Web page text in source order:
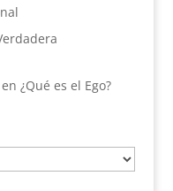
en ¿Qué es el Ego?